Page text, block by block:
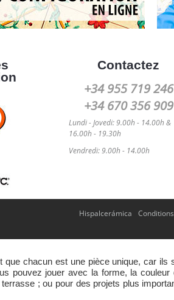
Contactez
+34 955 719 246
+34 670 356 909
Lundi - Jovedi: 9.00h - 14.00h &
16.00h - 19.30h
Vendredi: 9.00h - 14.00h
Hispalcerámica
chacun est une pièce unique, car
pouvez jouer avec la forme, la
; ou pour des projets plus